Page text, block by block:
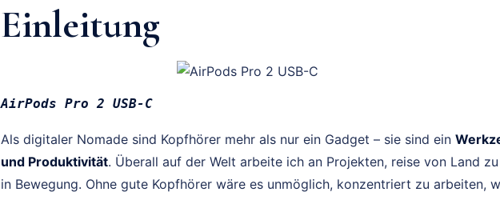
Einleitung
AirPods Pro 2 USB-C
Als digitaler Nomade sind Kopfhörer mehr als nur ein Gadget – sie sind ein
und Produktivität. Überall auf der Welt arbeite ich an Projekten, reise von Land
in Bewegung. Ohne gute Kopfhörer wäre es unmöglich, konzentriert zu arbeiten,